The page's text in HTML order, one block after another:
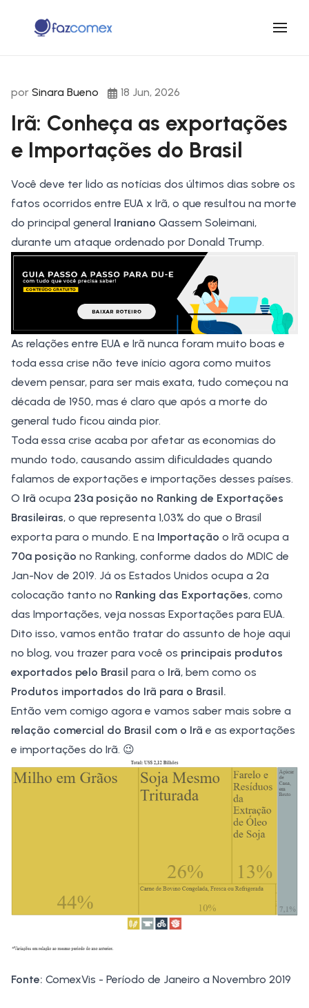
por Sinara Bueno 18 Jun, 2026
Irã: Conheça as exportações
e Importações do Brasil
Você deve ter lido as notícias dos últimos dias sobre os
fatos ocorridos entre EUA x Irã, o que resultou na morte
do principal general Iraniano Qassem Soleimani,
durante um ataque ordenado por Donald Trump.
As relações entre EUA e Irã nunca foram muito boas e
toda essa crise não teve início agora como muitos
devem pensar, para ser mais exata, tudo começou na
década de 1950, mas é claro que após a morte do
general tudo ficou ainda pior.
Toda essa crise acaba por afetar as economias do
mundo todo, causando assim dificuldades quando
falamos de exportações e importações desses países.
O Irã ocupa 23ª posição no Ranking de Exportações
Brasileiras, o que representa 1,03% do que o Brasil
exporta para o mundo. E na Importação o Irã ocupa a
70ª posição no Ranking, conforme dados do MDIC de
Jan-Nov de 2019. Já os Estados Unidos ocupa a 2ª
colocação tanto no Ranking das Exportações, como
das Importações, veja nossas Exportações para EUA.
Dito isso, vamos então tratar do assunto de hoje aqui
no blog, vou trazer para você os principais produtos
exportados pelo Brasil para o Irã, bem como os
Produtos importados do Irã para o Brasil.
Então vem comigo agora e vamos saber mais sobre a
relação comercial do Brasil com o Irã e as exportações
e importações do Irã. 😉
Fonte: ComexVis - Período de Janeiro a Novembro 2019